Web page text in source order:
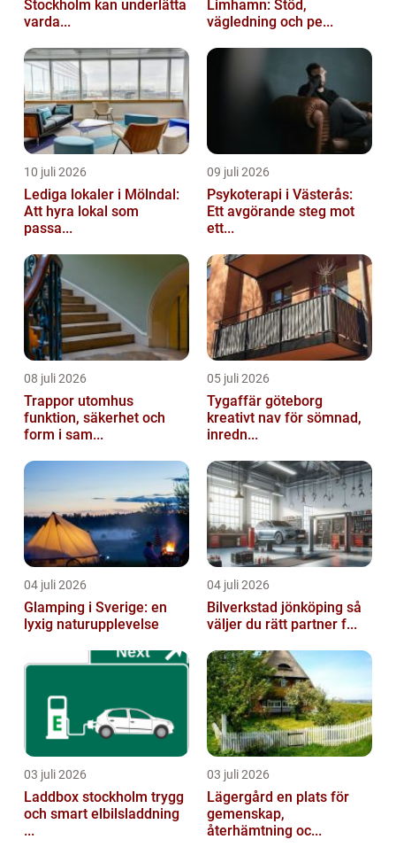
Stockholm kan underlätta
varda...
Limhamn: Stöd,
vägledning och pe...
10 juli 2026
Lediga lokaler i Mölndal:
Att hyra lokal som
passa...
09 juli 2026
Psykoterapi i Västerås:
Ett avgörande steg mot
ett...
08 juli 2026
Trappor utomhus
funktion, säkerhet och
form i sam...
05 juli 2026
Tygaffär göteborg
kreativt nav för sömnad,
inredn...
04 juli 2026
Glamping i Sverige: en
lyxig naturupplevelse
04 juli 2026
Bilverkstad jönköping så
väljer du rätt partner f...
03 juli 2026
Laddbox stockholm trygg
och smart elbilsladdning
...
03 juli 2026
Lägergård en plats för
gemenskap,
återhämtning oc...